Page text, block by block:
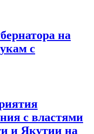
на
с
с властями
и Якутии на